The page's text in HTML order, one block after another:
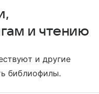
и чтению
и другие
библиофилы.